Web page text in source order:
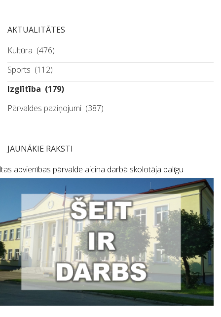
AKTUALITĀTES
Kultūra (476)
Sports (112)
Izglītība (179)
Pārvaldes paziņojumi (387)
JAUNĀKIE RAKSTI
apvienības pārvalde aicina darbā skolotāja palīgu